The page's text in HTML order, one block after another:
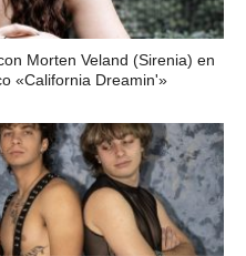
Morten Veland (Sirenia) en
«California Dreamin'»